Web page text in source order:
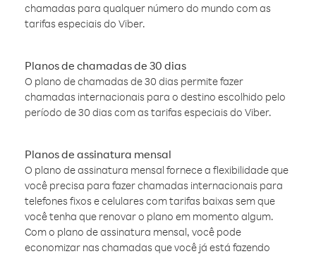
chamadas para qualquer número do mundo com as
tarifas especiais do Viber.
Planos de chamadas de 30 dias
O plano de chamadas de 30 dias permite fazer
chamadas internacionais para o destino escolhido pelo
período de 30 dias com as tarifas especiais do Viber.
Planos de assinatura mensal
O plano de assinatura mensal fornece a flexibilidade que
você precisa para fazer chamadas internacionais para
telefones fixos e celulares com tarifas baixas sem que
você tenha que renovar o plano em momento algum.
Com o plano de assinatura mensal, você pode
economizar nas chamadas que você já está fazendo